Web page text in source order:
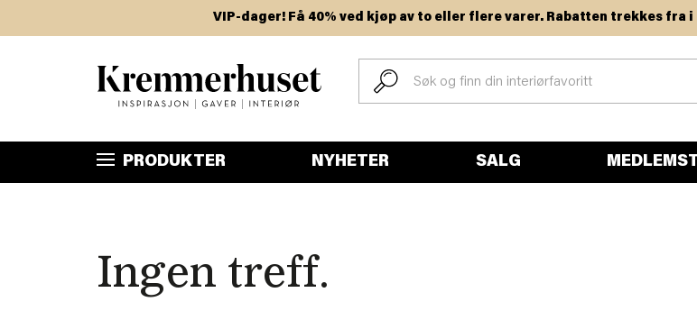
til
VIP-dager! Få 40% ved kjøp av to eller flere varer. Rabatten trekkes fra i
PRODUKTER NYHETER SALG
Ingen treff.